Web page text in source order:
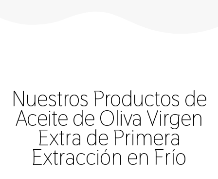
Nuestros Productos de
Aceite de Oliva Virgen
Extra de Primera
Extracción en Frío